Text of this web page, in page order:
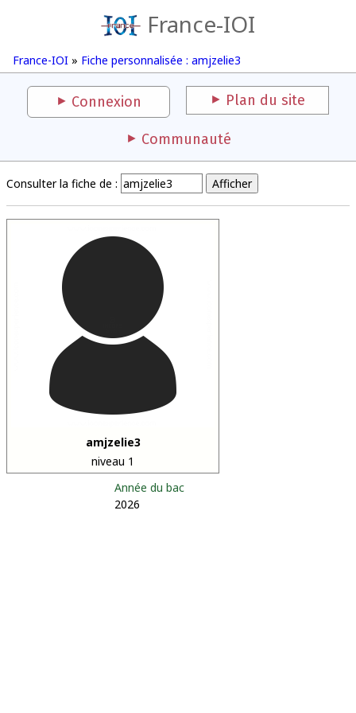
France-IOI
France-IOI » Fiche personnalisée : amjzelie3
Connexion Plan du site
Communauté
Consulter la fiche de :
amjzelie3
niveau 1
Année du bac
2026